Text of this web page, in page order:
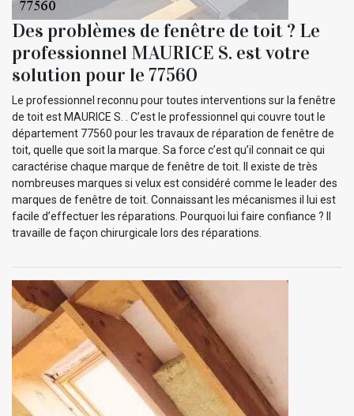
Des problèmes de fenêtre de toit ? Le
professionnel MAURICE S. est votre
solution pour le 77560
Le professionnel reconnu pour toutes interventions sur la fenêtre
de toit est MAURICE S. . C’est le professionnel qui couvre tout le
département 77560 pour les travaux de réparation de fenêtre de
toit, quelle que soit la marque. Sa force c’est qu’il connait ce qui
caractérise chaque marque de fenêtre de toit. Il existe de très
nombreuses marques si velux est considéré comme le leader des
marques de fenêtre de toit. Connaissant les mécanismes il lui est
facile d’effectuer les réparations. Pourquoi lui faire confiance ? Il
travaille de façon chirurgicale lors des réparations.